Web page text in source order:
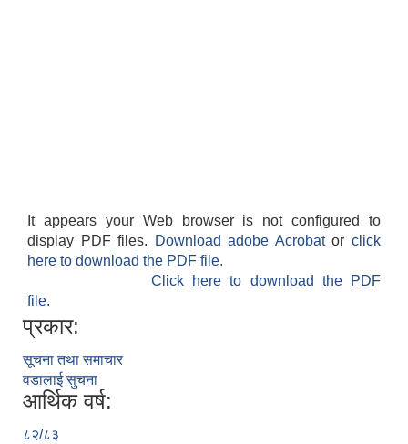
It appears your Web browser is not configured to
display PDF files.
Download adobe Acrobatorclick
here to download the PDF file.
Click here to download the PDF
file.
प्रकार:
सूचना तथा समाचार
वडालाई सुचना
आर्थिक वर्ष:
८२/८३